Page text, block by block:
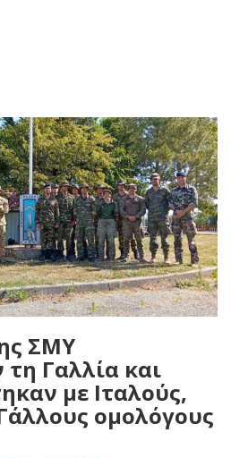
ΣΜΥ
Γαλλία και
με Ιταλούς,
ομολόγους